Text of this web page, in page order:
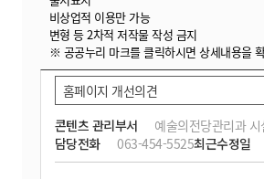
비상업적 이용만 가능
변형 등 2차적 저작물 작성 금지
※ 공공누리 마크를 클릭하시면 상세내용을
콘텐츠 관리부서
예술의전당관리과
담당전화
063-454-5525최근수정일
홈페이지 개선의견